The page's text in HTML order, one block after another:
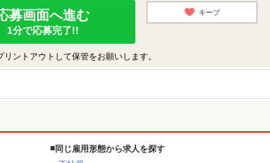
募画面へ進む
1分で応募完了!!
キープ
ントアウトして保管をお願いします。
同じ雇用形態から求人を探す